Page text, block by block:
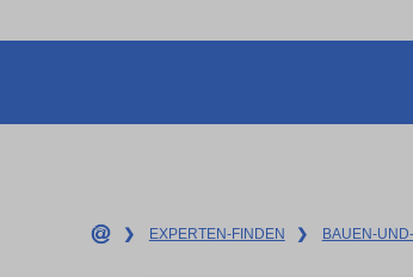
❯ EXPERTEN-FINDEN ❯ BAUEN-